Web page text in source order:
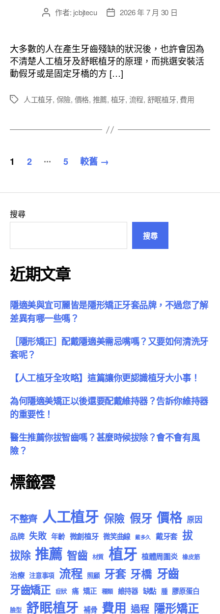
文
者
作者: jcbjtecu
文
佈
日
期
2026 年 7 月 30 日
大多數的人在產生牙齒殘缺的狀況後，也許會因為
不清楚人工植牙及舒眠植牙的原理，而挑選安裝活
動假牙或是固定牙橋的方 […]
標
人工植牙, 保險, 價格, 推薦, 植牙, 流程, 舒眠植牙, 費用
文
分
頁
1 2 ... 5 較舊 →
搜尋
搜尋
近期文章
隱適美與宜可麗皆是隱形矯正牙套品牌，不過您了解
差異有哪一些嗎？
［隱形矯正］配戴隱適美需忌嘴嗎？又要如何清洗牙
套呢？
【人工植牙全攻略】這篇讓你更認識植牙大小事！
為何隱適美矯正以後還要配戴維持器？告訴你維持器
的重要性！
醫生推薦你拔智齒嗎？甚麼時候拔除？會不會有風
險？
標籤雲
不整齊 人工植牙 保險 假牙 價格 原因
品牌 失敗 年齡 微創植牙 微笑曲線 戴多久 戴牙套 拔
拔除 推薦 智齒 材質 植牙 植體周圍炎 橡皮筋
治療 注意事項 流程 照顧 牙套 牙橋 牙齒
牙齒矯正 症狀 痛 矯正 種類 維持器 缺點 腫 膠原蛋白
臉型 舒眠植牙 補骨 費用 過程 隱形矯正